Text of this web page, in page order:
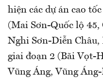
hiện các dự án cao
(Mai Sơn-Quốc lộ
Nghi Sơn-Diễn
giai đoạn 2 (Bãi Vọt-
Vũng Áng, Vũng